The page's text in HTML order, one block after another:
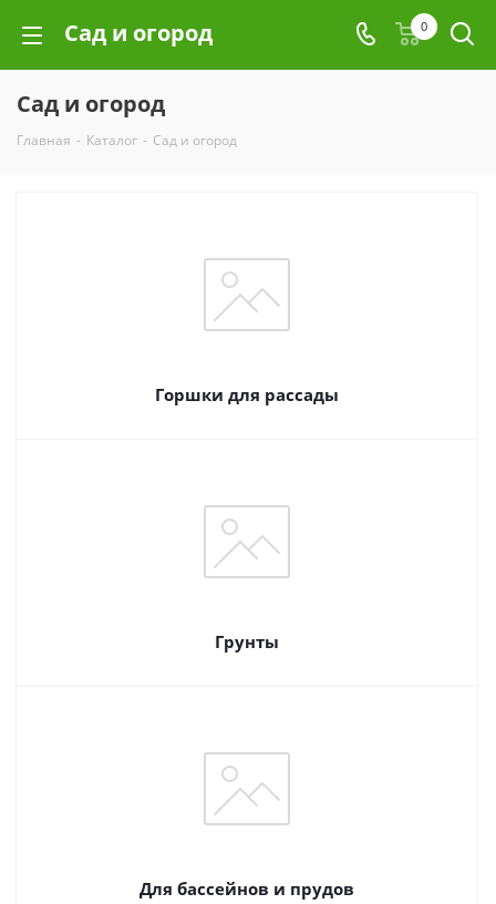
Сад и огород 0
Сад и огород
Главная - Каталог - Сад и огород
Горшки для рассады
Грунты
Для бассейнов и прудов